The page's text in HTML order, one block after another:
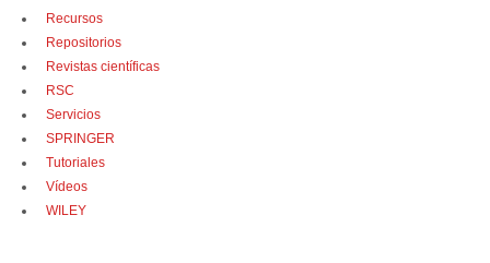
Recursos
Repositorios
Revistas científicas
RSC
Servicios
SPRINGER
Tutoriales
Vídeos
WILEY